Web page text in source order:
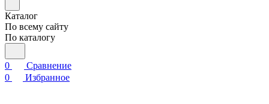
Каталог
По всему сайту
По каталогу
0
Сравнение
0
Избранное